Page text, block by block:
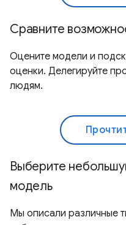
Сравните
Оцените модели и
оценки. Делегируйте
людям.
Выберите
модель
Мы описали различные